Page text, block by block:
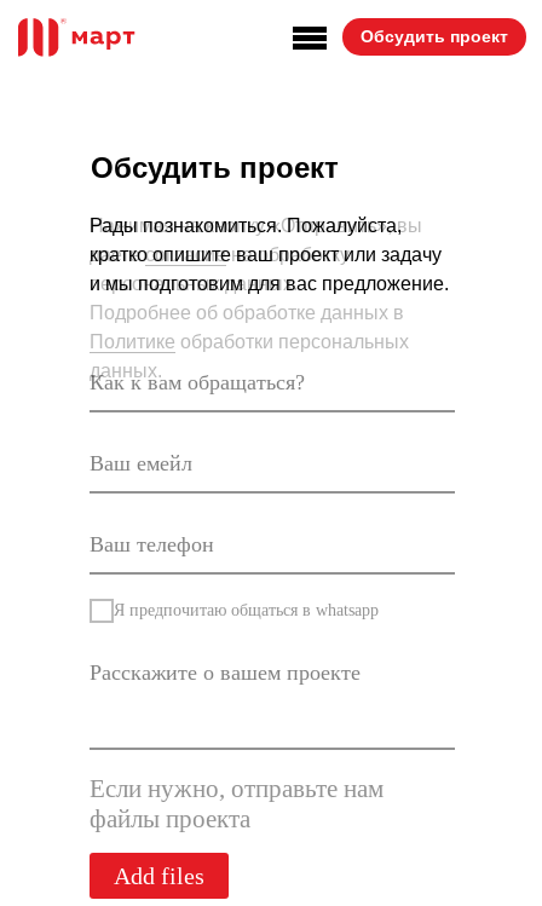
Обсудить проект
Обсудить проект
Нажимая на кнопку «Отправить», вы
даетесогласиена обработку
персональных данных.
Подробнее об обработке данных в
Политике обработки персональных
данных.
Рады познакомиться. Пожалуйста,
кратко опишите ваш проект или задачу
и мы подготовим для вас предложение.
Я предпочитаю общаться в whatsapp
Если нужно, отправьте нам
файлы проекта
Add files